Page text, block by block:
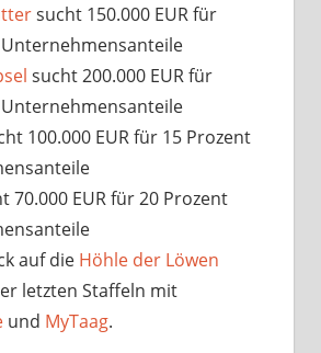
sucht 150.000 EUR für
sucht 200.000 EUR für
100.000 EUR für 15 Prozent
70.000 EUR für 20 Prozent
auf die Höhle der Löwen
letzten Staffeln mit
und MyTaag.